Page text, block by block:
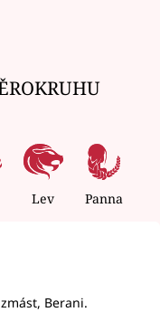
Lev Panna
Berani.